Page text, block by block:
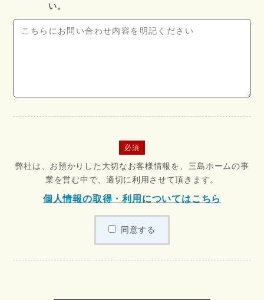
い。
必須
弊社は、お預かりした大切なお客様情報を、三島ホームの事
業を営む中で、適切に利用させて頂きます。
個人情報の取得・利用についてはこちら
同意する